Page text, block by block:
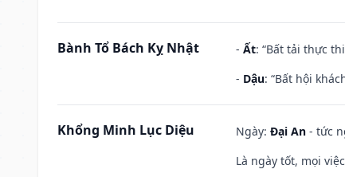
Bành Tổ Bách Kỵ Nhật - Ất: “Bất tải thực
- Dậu: “Bất hội
Khổng Minh Lục Diệu Ngày: Đại An - tức
Là ngày tốt, mọi